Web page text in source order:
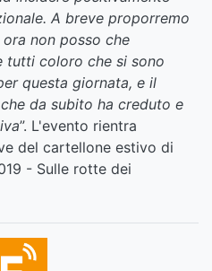
A breve proporremo
non posso che
tutti coloro che si sono
questa giornata, e il
da subito ha creduto e
”. L'evento rientra
del cartellone estivo di
- Sulle rotte dei